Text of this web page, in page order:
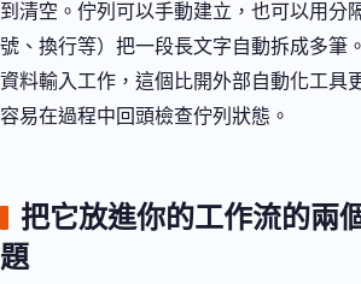
到清空。佇列可以手動建立，也可以用分
號、換行等）把一段長文字自動拆成多筆
資料輸入工作，這個比開外部自動化工具
容易在過程中回頭檢查佇列狀態。
把它放進你的工作流的兩
題